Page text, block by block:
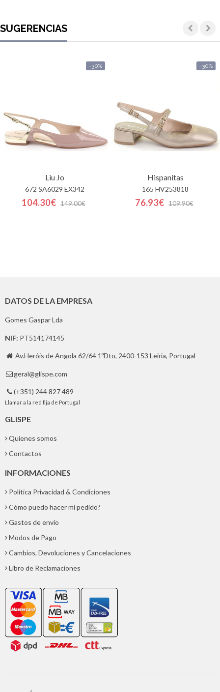
SUGERENCIAS
-30%
Liu Jo
672 SA6029 EX342
104.30€ 149.00€
-30%
Hispanitas
165 HV253818
76.93€ 109.90€
DATOS DE LA EMPRESA
Gomes Gaspar Lda
NIF: PT514174145
 Av.Heróis de Angola 62/64 1ºDto, 2400-153 Leiria, Portugal
 geral@glispe.com
 (+351) 244 827 489
Llamar a la red fija de Portugal
GLISPE
Quienes somos
Contactos
INFORMACIONES
Política Privacidad & Condiciones
Cómo puedo hacer mi pedido?
Gastos de envío
Modos de Pago
Cambios, Devoluciones y Cancelaciones
Libro de Reclamaciones